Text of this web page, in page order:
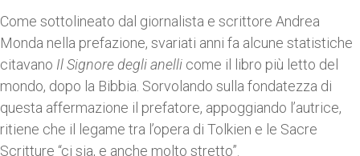
Come sottolineato dal giornalista e scrittore Andrea
Monda nella prefazione, svariati anni fa alcune statistiche
citavano Il Signore degli anelli come il libro più letto del
mondo, dopo la Bibbia. Sorvolando sulla fondatezza di
questa affermazione il prefatore, appoggiando l’autrice,
ritiene che il legame tra l’opera di Tolkien e le Sacre
Scritture “ci sia, e anche molto stretto”.